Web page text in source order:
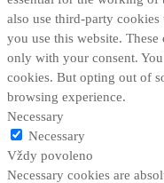
also use third-party
you use this website.
only with your consent.
cookies. But opting out of
browsing experience.
Necessary
Necessary
Vždy povoleno
Necessary cookies are